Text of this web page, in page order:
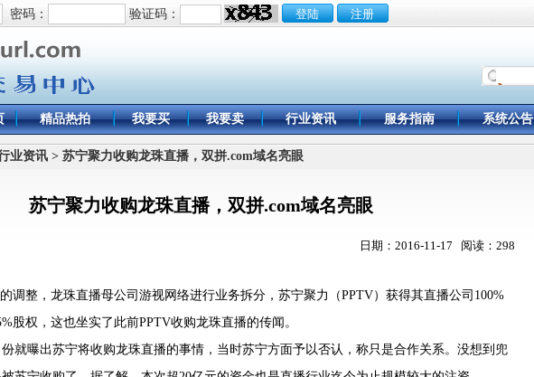
密码： 验证码：
精品热拍 我要买 我要卖 行业资讯 服务指南 系统公告
业资讯 > 苏宁聚力收购龙珠直播，双拼.com域名亮眼
苏宁聚力收购龙珠直播，双拼.com域名亮眼
日期：2016-11-17 阅读：298
调整，龙珠直播母公司游视网络进行业务拆分，苏宁聚力（PPTV）获得其直播公司100%
股权，这也坐实了此前PPTV收购龙珠直播的传闻。
曝出苏宁将收购龙珠直播的事情，当时苏宁方面予以否认，称只是合作关系。没想到兜